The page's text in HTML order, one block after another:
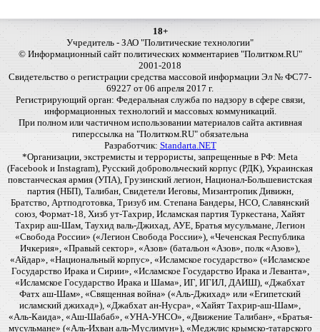
18+
Учредитель - ЗАО "Политические технологии"
© Информационный сайт политических комментариев "Политком.RU"
2001-2018
Свидетельство о регистрации средства массовой информации Эл № ФС77-
69227 от 06 апреля 2017 г.
Регистрирующий орган: Федеральная служба по надзору в сфере связи,
информационных технологий и массовых коммуникаций.
При полном или частичном использовании материалов сайта активная
гиперссылка на "Политком.RU" обязательна
Разработчик: Standarta.NET
*Организации, экстремисты и террористы, запрещенные в РФ: Meta
(Facebook и Instagram), Русский добровольческий корпус (РДК), Украинская
повстанческая армия (УПА), Грузинский легион, Национал-Большевистская
партия (НБП), Талибан, Свидетели Иеговы, Мизантропик Дивижн,
Братство, Артподготовка, Тризуб им. Степана Бандеры, НСО, Славянский
союз, Формат-18, Хизб ут-Тахрир, Исламская партия Туркестана, Хайят
Тахрир аш-Шам, Таухид валь-Джихад, АУЕ, Братья мусульмане, Легион
«Свобода России» («Легион Свобода России»), «Чеченская Республика
Ичкерия», «Правый сектор», «Азов» (батальон «Азов», полк «Азов»),
«Айдар», «Национальный корпус», «Исламское государство» («Исламское
Государство Ирака и Сирии», «Исламское Государство Ирака и Леванта»,
«Исламское Государство Ирака и Шама», ИГ, ИГИЛ, ДАИШ), «Джабхат
Фатх аш-Шам», «Священная война» («Аль-Джихад» или «Египетский
исламский джихад»), «Джабхат ан-Нусра», «Хайят Тахрир-аш-Шам»,
«Аль-Каида», «Аш-Шабаб», «УНА-УНСО», «Движение Талибан», «Братья-
мусульмане» («Аль-Ихван аль-Муслимун»), «Меджлис крымско-татарского